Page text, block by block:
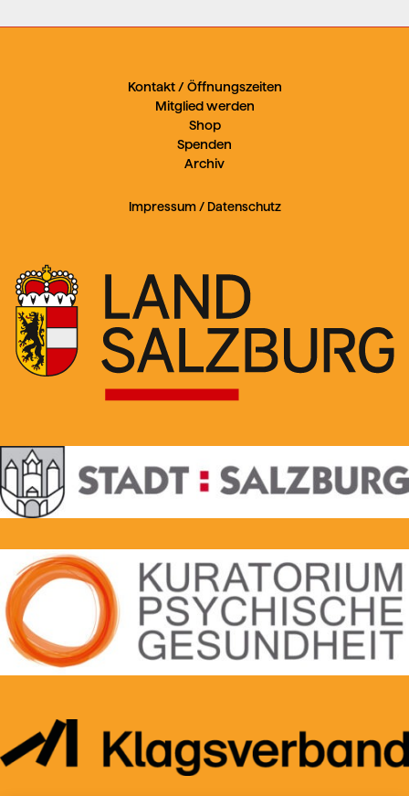
Kontakt / Öffnungszeiten
Mitglied werden
Shop
Spenden
Archiv
Impressum/ Datenschutz